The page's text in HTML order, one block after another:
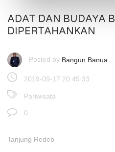
ADAT DAN BUDAYA
DIPERTAHANKAN
Posted by Bangun Banua
2019-09-17 20:45:33
Pariwisata
0
Tanjung Redeb -